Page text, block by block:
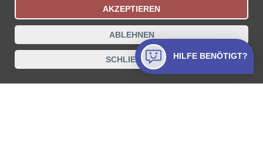
Bestellungsstatus Ämtersuche der Schweiz
Datenschutz Impressum Nutzungsbestimmungen
Kontakt
AKZEPTIEREN
ABLEHNEN
SCHLIESSEN HILFE BENÖTIGT?